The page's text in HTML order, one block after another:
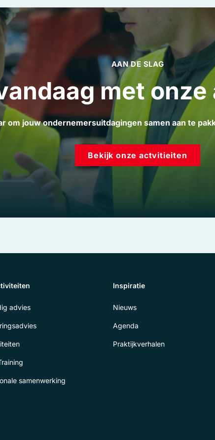
AAN DE SLAG
met
om jouw ondernemersuitdagingen samen aan te
Bekijk onze actvitieiten
advies
samenwerking
Inspiratie
Nieuws
Agenda
Praktijkverhalen